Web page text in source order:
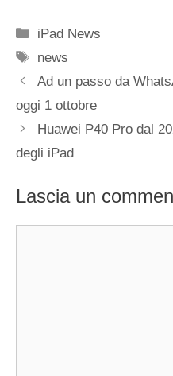
Categorie
iPad News
Tag
news
Ad un passo da
oggi 1 ottobre
Huawei P40 Pro dal
degli iPad
Lascia un